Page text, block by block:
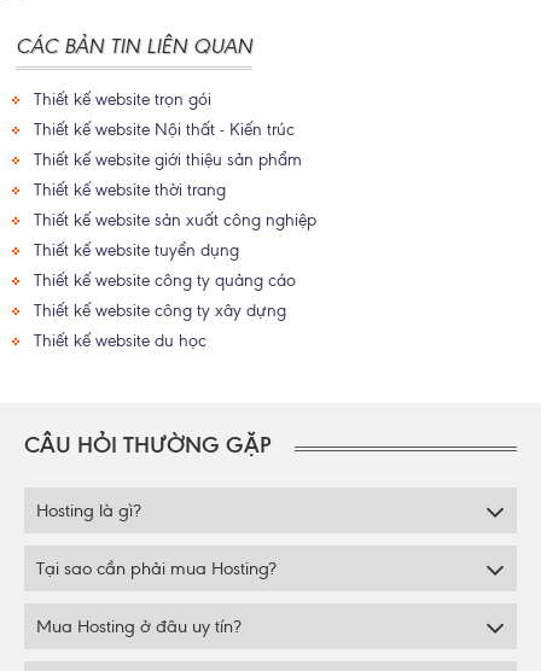
CÁC BẢN TIN LIÊN QUAN
Thiết kế website trọn gói
Thiết kế website Nội thất - Kiến trúc
Thiết kế website giới thiệu sản phẩm
Thiết kế website thời trang
Thiết kế website sản xuất công nghiệp
Thiết kế website tuyển dụng
Thiết kế website công ty quảng cáo
Thiết kế website công ty xây dựng
Thiết kế website du học
CÂU HỎI THƯỜNG GẶP
Hosting là gì?
Tại sao cần phải mua Hosting?
Mua Hosting ở đâu uy tín?